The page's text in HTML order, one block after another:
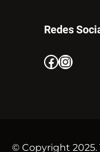
Redes
Facebook Instagram
© Copyright 2025.